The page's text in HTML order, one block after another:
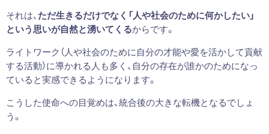
それは、ただ生きるだけでなく「人や社会のために何かしたい」
という思いが自然と湧いてくるからです。
ライトワーク（人や社会のために自分の才能や愛を活かして貢献
する活動）に導かれる人も多く、自分の存在が誰かのためになっ
ていると実感できるようになります。
こうした使命への目覚めは、統合後の大きな転機となるでしょ
う。